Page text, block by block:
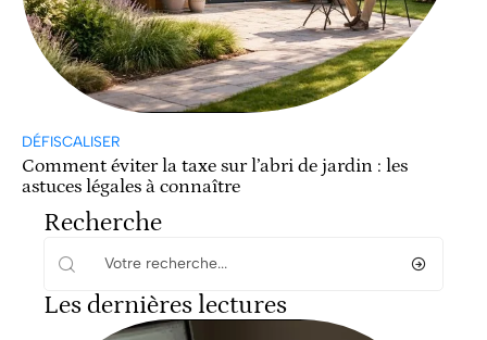
DÉFISCALISER
Comment éviter la taxe sur l’abri de jardin : les
astuces légales à connaître
Recherche
Les dernières lectures